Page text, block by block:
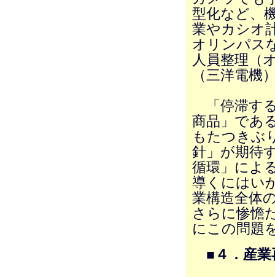
型化など、
業やカシオ
オリンパス
人員整理（
（三洋電機
「停滞す
商品」であ
もたつきぶ
針」が期待
循環」によ
導くにはい
業構造全体
さらに惨憺
にこの問題
■４．産